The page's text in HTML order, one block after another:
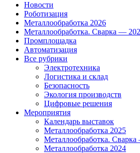
Новости
Роботизация
Металлообработка 2026
Металлообработка. Сварка —
Промплощадка
Автоматизация
Все рубрики
Электротехника
Логистика и склад
Безопасность
Экология производств
Цифровые решения
Мероприятия
Календарь выставок
Металлообработка 2025
Металлообработка. Сварка
Металлообработка 2024